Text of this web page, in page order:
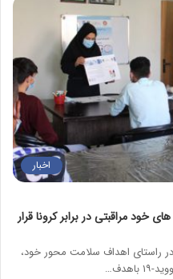
اخبار
های خود مراقبتی در برابر کرونا قرار
در راستای اهداف سلامت محور خود،